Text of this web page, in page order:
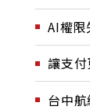
AI權
讓支
台中